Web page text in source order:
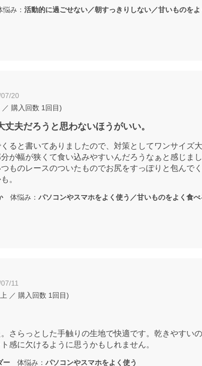
み： 活動的に過ごせない／朝すっきりしない／甘いものをよ
20
／ 購入回数 1回目)
夫だろうと思わないほうがいい。
ると書いてありましたので、対策としてワンサイズ
が幅が狭くて食い込みやすいんだろうなぁと感じま
ものレースのついたものでお尻をすっぽりと包んで
。
体悩み： パソコンやスマホをよく使う／甘いものをよく食
11
／ 購入回数 1回目)
さらっとした手触りの生地で快適です。乾きやす
感に欠けるように思うかもしれません。
ー 体悩み： パソコンやスマホをよく使う